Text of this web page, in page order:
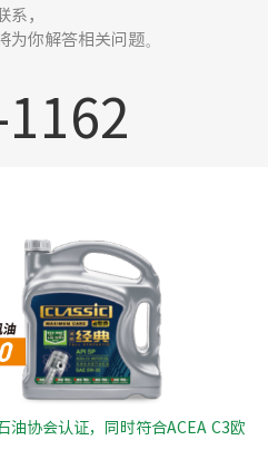
，
你解答相关问题。
油协会认证，同时符合ACEA C3欧